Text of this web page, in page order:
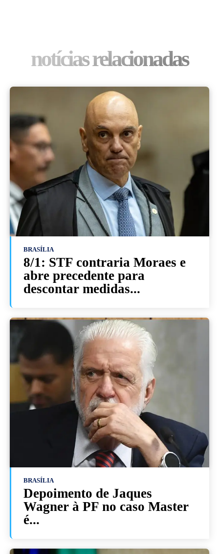
notícias relacionadas
BRASÍLIA
8/1: STF contraria Moraes e
abre precedente para
descontar medidas...
BRASÍLIA
Depoimento de Jaques
Wagner à PF no caso Master
é...